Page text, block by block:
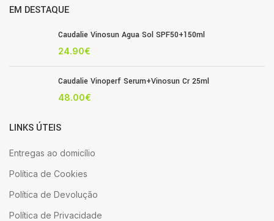
EM DESTAQUE
Caudalie Vinosun Agua Sol SPF50+150ml
24.90€
Caudalie Vinoperf Serum+Vinosun Cr 25ml
48.00€
LINKS ÚTEIS
Entregas ao domicílio
Política de Cookies
Política de Devolução
Política de Privacidade